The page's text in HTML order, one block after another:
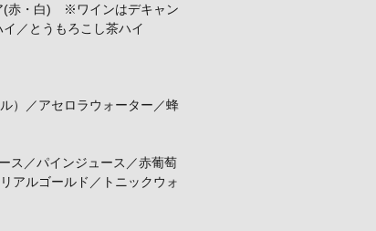
(赤・白) ※ワインはデキャン
／とうもろこし茶ハイ
）／アセロラウォーター／蜂
ス／パインジュース／赤葡萄
アルゴールド／トニックウォ